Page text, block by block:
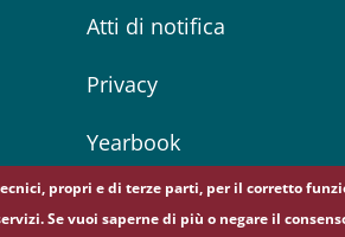
Atti di notifica
Privacy
Yearbook
propri e di terze parti, per il corretto
Se vuoi saperne di più o negare il